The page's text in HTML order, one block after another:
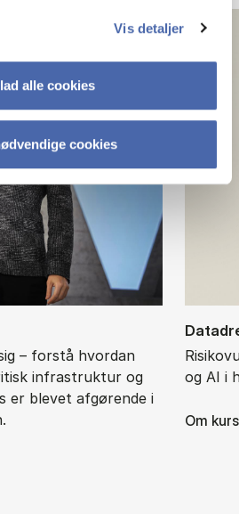
Vis detaljer
alle cookies
cookies
– forstå hvordan
infrastruktur og
er blevet afgørende i
og AI i
Om